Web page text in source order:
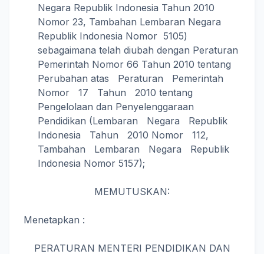
Negara Republik Indonesia Tahun 2010
Nomor 23, Tambahan Lembaran Negara
Republik Indonesia Nomor 5105)
sebagaimana telah diubah dengan Peraturan
Pemerintah Nomor 66 Tahun 2010 tentang
Perubahan atas Peraturan Pemerintah
Nomor 17 Tahun 2010 tentang
Pengelolaan dan Penyelenggaraan
Pendidikan (Lembaran Negara Republik
Indonesia Tahun 2010 Nomor 112,
Tambahan Lembaran Negara Republik
Indonesia Nomor 5157);
MEMUTUSKAN:
Menetapkan :
PERATURAN MENTERI PENDIDIKAN DAN